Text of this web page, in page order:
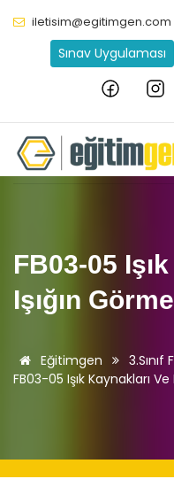
iletisim@egitimgen.com
Sınav Uygulaması
FB03-05
Işığın
Eğitimgen
3.Sınıf
FB03-05 Işık Kaynakları